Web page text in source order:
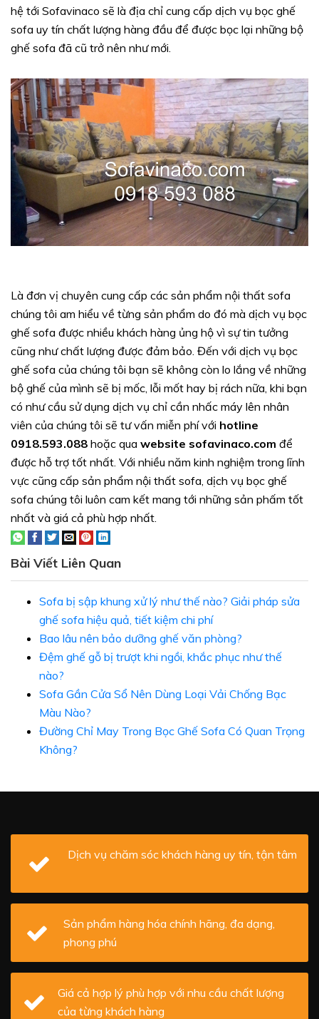
hệ tới Sofavinaco sẽ là địa chỉ cung cấp dịch vụ bọc ghế
sofa uy tín chất lượng hàng đầu để được bọc lại những bộ
ghế sofa đã cũ trở nên như mới.
Là đơn vị chuyên cung cấp các sản phẩm nội thất sofa
chúng tôi am hiểu về từng sản phẩm do đó mà dịch vụ bọc
ghế sofa được nhiều khách hàng ủng hộ vì sự tin tưởng
cũng như chất lượng được đảm bảo. Đến với dịch vụ bọc
ghế sofa của chúng tôi bạn sẽ không còn lo lắng về những
bộ ghế của mình sẽ bị mốc, lỗi mốt hay bị rách nữa, khi bạn
có như cầu sử dụng dịch vụ chỉ cần nhấc máy lên nhân
viên của chúng tôi sẽ tư vấn miễn phí với hotline
0918.593.088 hoặc qua website sofavinaco.com để
được hỗ trợ tốt nhất. Với nhiều năm kinh nghiệm trong lĩnh
vực cũng cấp sản phẩm nội thất sofa, dịch vụ bọc ghế
sofa chúng tôi luôn cam kết mang tới những sản phấm tốt
nhất và giá cả phù hợp nhất.
Bài Viết Liên Quan
Sofa bị sập khung xử lý như thế nào? Giải pháp sửa
ghế sofa hiệu quả, tiết kiệm chi phí
Bao lâu nên bảo dưỡng ghế văn phòng?
Đệm ghế gỗ bị trượt khi ngồi, khắc phục như thế
nào?
Sofa Gần Cửa Sổ Nên Dùng Loại Vải Chống Bạc
Màu Nào?
Đường Chỉ May Trong Bọc Ghế Sofa Có Quan Trọng
Không?
Dịch vụ chăm sóc khách hàng uy tín, tận tâm
Sản phẩm hàng hóa chính hãng, đa dạng,
phong phú
Giá cả hợp lý phù hợp với nhu cầu chất lượng
của từng khách hàng